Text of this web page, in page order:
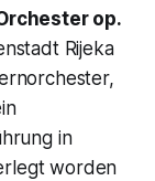
op.
Rijeka
in
worden